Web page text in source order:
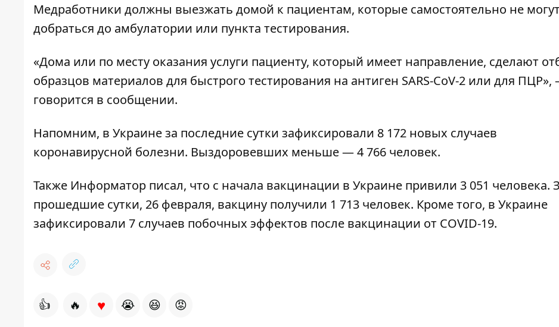
Медработники должны выезжать домой к пациентам, которые самостоятельно не могут
добраться до амбулатории или пункта тестирования.
«Дома или по месту оказания услуги пациенту, который имеет направление, сделают
образцов материалов для быстрого тестирования на антиген SARS-CoV-2 или для
говорится в сообщении.
Напомним, в Украине за последние сутки зафиксировали 8 172 новых случаев
коронавирусной болезни. Выздоровевших меньше — 4 766 человек.
Также Информатор писал, что с начала вакцинации в Украине привили 3 051 человека.
прошедшие сутки, 26 февраля, вакцину получили 1 713 человек. Кроме того, в Украине
зафиксировали 7 случаев побочных эффектов после вакцинации от COVID-19.
👍 🔥 ♥ 😭 😆 😡